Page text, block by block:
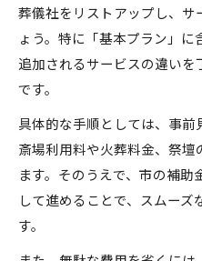
葬儀社をリストアップし、
ょう。特に「基本プラン」
追加されるサービスの違い
です。
具体的な手順としては、事前
斎場利用料や火葬料金、祭
ます。そのうえで、市の補
して進めることで、スムー
す。